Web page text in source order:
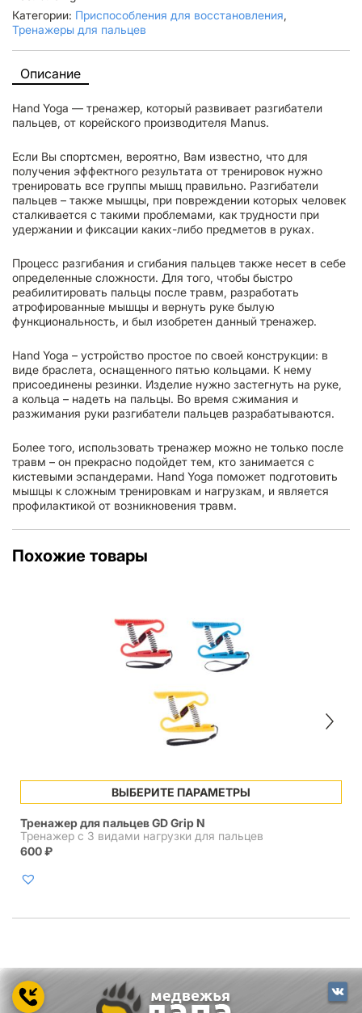
Описание
Hand Yoga — тренажер, который развивает разгибатели
пальцев, от корейского производителя Manus.
Если Вы спортсмен, вероятно, Вам известно, что для
получения эффектного результата от тренировок нужно
тренировать все группы мышц правильно. Разгибатели
пальцев – также мышцы, при повреждении которых человек
сталкивается с такими проблемами, как трудности при
удержании и фиксации каких-либо предметов в руках.
Процесс разгибания и сгибания пальцев также несет в себе
определенные сложности. Для того, чтобы быстро
реабилитировать пальцы после травм, разработать
атрофированные мышцы и вернуть руке былую
функциональность, и был изобретен данный тренажер.
Hand Yoga – устройство простое по своей конструкции: в
виде браслета, оснащенного пятью кольцами. К нему
присоединены резинки. Изделие нужно застегнуть на руке,
а кольца – надеть на пальцы. Во время сжимания и
разжимания руки разгибатели пальцев разрабатываются.
Более того, использовать тренажер можно не только после
травм – он прекрасно подойдет тем, кто занимается с
кистевыми эспандерами. Hand Yoga поможет подготовить
мышцы к сложным тренировкам и нагрузкам, и является
профилактикой от возникновения травм.
Категории: Приспособления для восстановления,
Тренажеры для пальцев
Похожие товары
ВЫБЕРИТЕ ПАРАМЕТРЫ
Этот
товар
имеет
несколько
вариаций.
странице
Тренажер для пальцев GD Grip N
Тренажер с 3 видами нагрузки для пальцев
600₽